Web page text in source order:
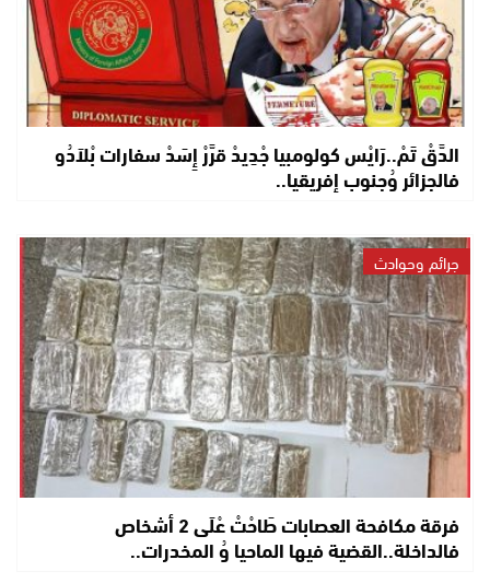
الدَّقْ تَمْ..رَايْس كولومبيا جْدِيدْ قرَّرْ إِسَدْ سفارات بْلاَدُو
فالجزائر وُجنوب إفريقيا..
جرائم وحوادث
فرقة مكافحة العصابات طَاحْتْ عْلَى 2 أشخاص
فالداخلة..القضية فيها الماحيا وُ المخدرات..